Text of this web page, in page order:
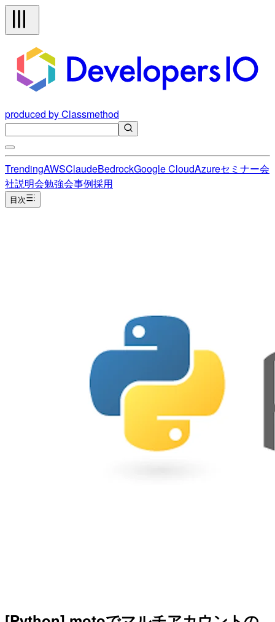
produced by Classmethod
TrendingAWSClaudeBedrockGoogle CloudAzureセミナー会
社説明会勉強会事例採用
目次